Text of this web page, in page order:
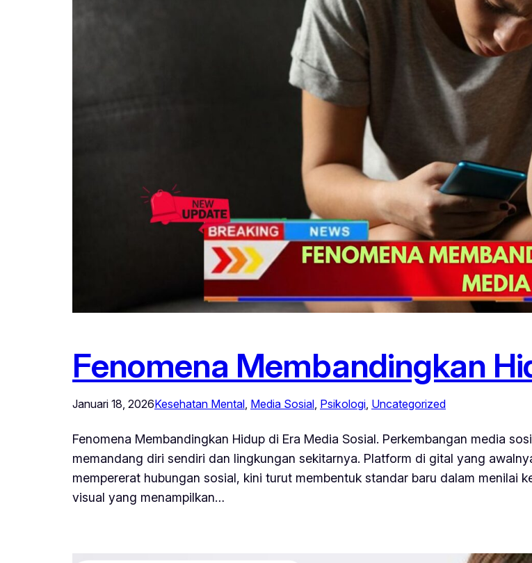
Fenomena Membandingkan
Januari 18, 2026Kesehatan Mental, Media Sosial, Psikologi, Uncategorized
Fenomena Membandingkan Hidup di Era Media Sosial. Perkembangan media
memandang diri sendiri dan lingkungan sekitarnya. Platform di gital yang
mempererat hubungan sosial, kini turut membentuk standar baru dalam menilai
visual yang menampilkan…